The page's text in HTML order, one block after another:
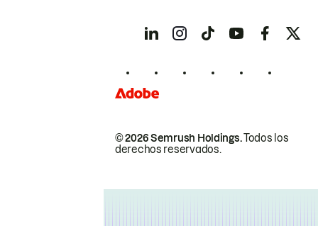
© 2026 Semrush Holdings.Todos los
derechos reservados.